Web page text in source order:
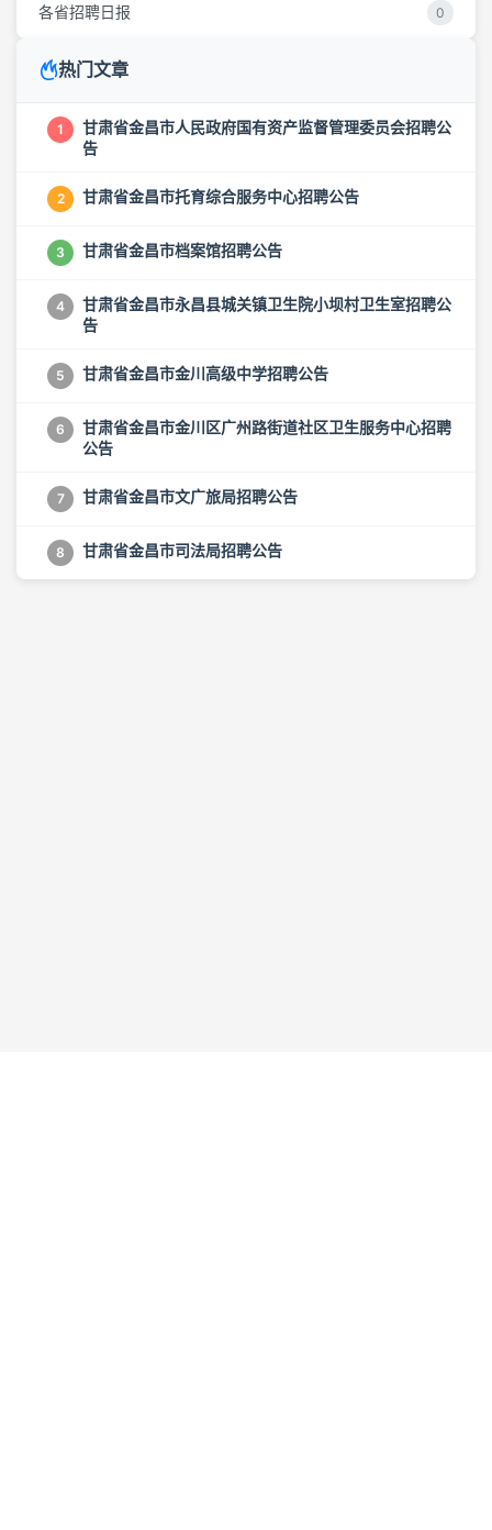
各省招聘日报 0
热门文章
1
甘肃省金昌市人民政府国有资产监督管理委员会招聘公
告
2 甘肃省金昌市托育综合服务中心招聘公告
3 甘肃省金昌市档案馆招聘公告
4
甘肃省金昌市永昌县城关镇卫生院小坝村卫生室招聘公
告
5 甘肃省金昌市金川高级中学招聘公告
6
甘肃省金昌市金川区广州路街道社区卫生服务中心招聘
公告
7 甘肃省金昌市文广旅局招聘公告
8 甘肃省金昌市司法局招聘公告